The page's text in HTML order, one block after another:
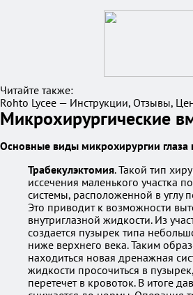
Читайте также:
Rohto Lycee — Инструкции, Отзывы,
Микрохирургические
Основные виды микрохирургии глаза
Трабекулэктомия. Такой тип
иссечения маленького участка
системы, расположенной в углу
Это приводит к возможности
внутриглазной жидкости. Из
создается пузырек типа
ниже верхнего века. Таким
находиться новая дренажная
жидкости просочиться в
перетечет в кровоток. В итоге